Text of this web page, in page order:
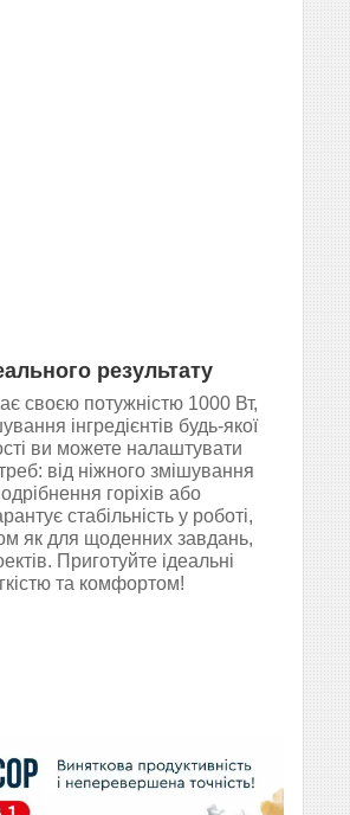
результату
своєю потужністю 1000 Вт,
інгредієнтів будь-якої
ви можете налаштувати
від ніжного змішування
горіхів або
стабільність у роботі,
як для щоденних завдань,
Приготуйте ідеальні
та комфортом!